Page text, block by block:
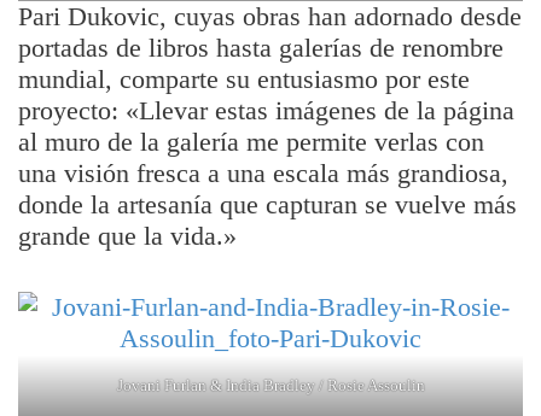
Pari Dukovic, cuyas obras han adornado desde
portadas de libros hasta galerías de renombre
mundial, comparte su entusiasmo por este
proyecto: «Llevar estas imágenes de la página
al muro de la galería me permite verlas con
una visión fresca a una escala más grandiosa,
donde la artesanía que capturan se vuelve más
grande que la vida.»
Jovani Furlan & India Bradley / Rosie Assoulin